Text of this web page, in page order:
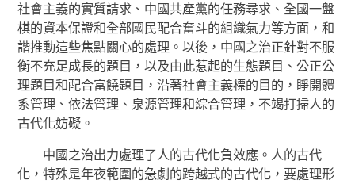
社會主義的實質請求、中國共產黨的任務尋求、全國一盤
棋的資本保證和全部國民配合奮斗的組織氣力等方面，和
諧推動這些焦點關心的處理。以後，中國之治正針對不服
衡不充足成長的題目，以及由此惹起的生態題目、公正公
理題目和配合富饒題目，沿著社會主義標的目的，睜開體
系管理、依法管理、泉源管理和綜合管理，不竭打掃人的
古代化妨礙。
中國之治出力處理了人的古代化負效應。人的古代
化，特殊是年夜範圍的急劇的跨越式的古代化，要處理形